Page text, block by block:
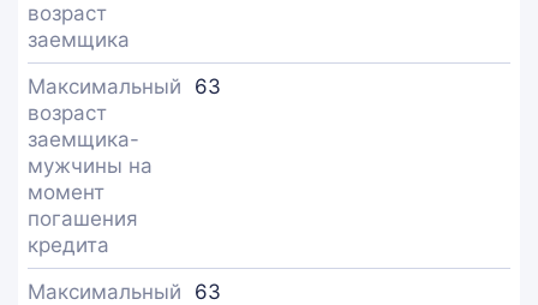
возраст
заемщика
Максимальный
возраст
заемщика-
мужчины на
момент
погашения
кредита
63
Максимальный
63